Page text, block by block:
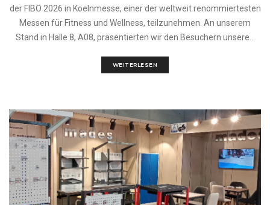
der FIBO 2026 in Koelnmesse, einer der weltweit renommiertesten
Messen für Fitness und Wellness, teilzunehmen. An unserem
Stand in Halle 8, A08, präsentierten wir den Besuchern unsere...
WEITERLESEN